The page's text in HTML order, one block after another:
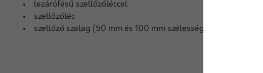
lezárófésű szellőzőléccel
szellőzőléc
szellőző szalag (50 mm és 100 mm szélességben) 5m